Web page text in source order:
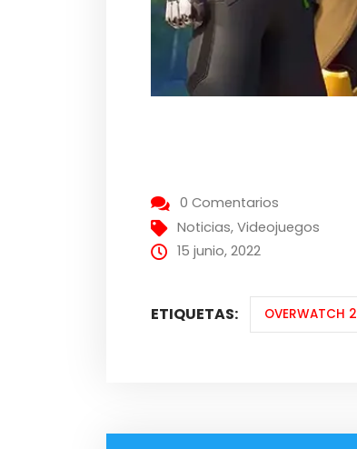
0 Comentarios
Noticias,Videojuegos
15 junio, 2022
ETIQUETAS: OVERWATCH 2